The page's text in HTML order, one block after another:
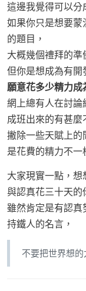
這邊我覺得可以分
如果你只是想要蒙
的題目，
大概幾個禮拜的準
但你是想成為有開
願意花多少精力成
網上總有人在討論
成班出來的有甚麼
撇除一些天賦上的
是花費的精力不一
大家現實一點，想
與認真花三十天的
雖然肯定是有認
持鐵人的名言，
不要把世界想